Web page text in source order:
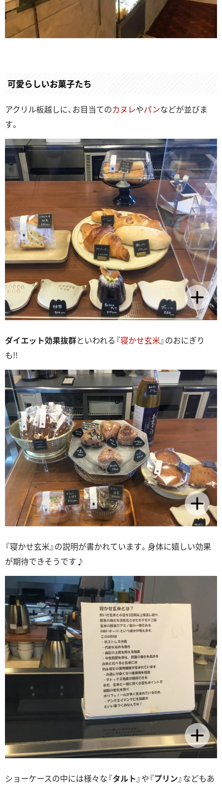
可愛らしいお菓子たち
アクリル板越しに、お目当てのカヌレやパンなどが並びま
す。
ダイエット効果抜群といわれる『寝かせ玄米』のおにぎり
も!!
『寝かせ玄米』の説明が書かれています。身体に嬉しい効果
が期待できそうです♪
ショーケースの中には様々な『タルト 』や『プリン』などもあ